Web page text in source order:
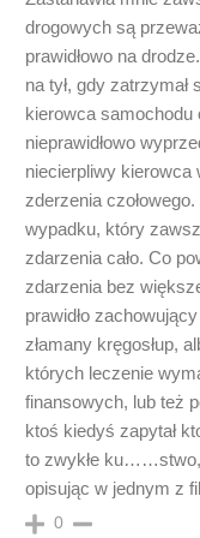
drogowych są
prawidłowo na
na tył, gdy
kierowca samochodu
nieprawidłowo
niecierpliwy kierowca
zderzenia
wypadku, który
zdarzenia cało. Co
zdarzenia bez
prawidło
złamany kręgosłup,
których leczenie
finansowych, lub też
ktoś kiedyś zapytał
to zwykłe ku……stwo,
opisując w jednym z
0